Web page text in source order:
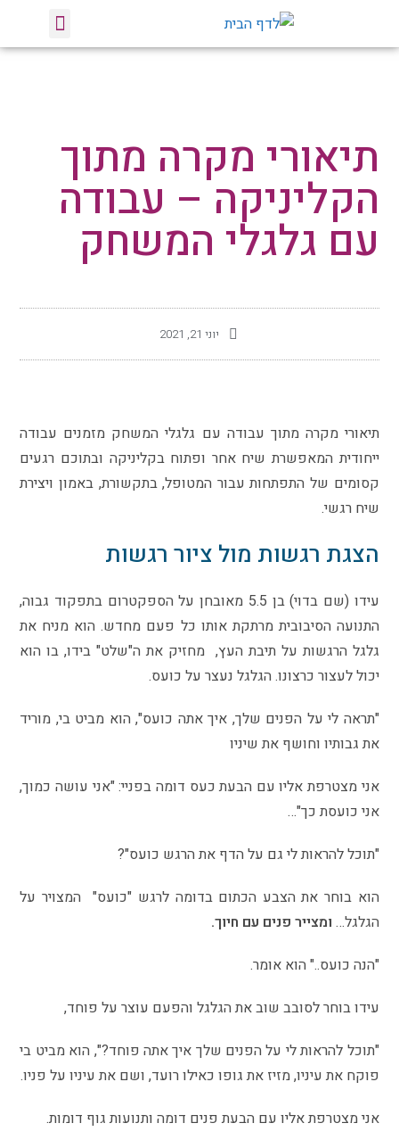
תיאורי מקרה מתוך
הקליניקה – עבודה
עם גלגלי המשחק
יוני 21, 2021
תיאורי מקרה מתוך עבודה עם גלגלי המשחק מזמנים עבודה
ייחודית המאפשרת שיח אחר ופתוח בקליניקה ובתוכם רגעים
קסומים של התפתחות עבור המטופל, בתקשורת, באמון ויצירת
שיח רגשי.
הצגת רגשות מול ציור רגשות
עידו (שם בדוי) בן 5.5 מאובחן על הספקטרום בתפקוד גבוה,
התנועה הסיבובית מרתקת אותו כל פעם מחדש. הוא מניח את
גלגל הרגשות על תיבת העץ, מחזיק את ה"שלט" בידו, בו הוא
יכול לעצור כרצונו. הגלגל נעצר על כועס.
"תראה לי על הפנים שלך, איך אתה כועס", הוא מביט בי, מוריד
את גבותיו וחושף את שיניו
אני מצטרפת אליו עם הבעת כעס דומה בפניי: "אני עושה כמוך,
אני כועסת כך"…
"תוכל להראות לי גם על הדף את הרגש כועס"?
הוא בוחר את הצבע הכתום בדומה לרגש "כועס" המצויר על
הגלגל… ומצייר פנים עם חיוך.
"הנה כועס.." הוא אומר.
עידו בוחר לסובב שוב את הגלגל והפעם עוצר על פוחד,
"תוכל להראות לי על הפנים שלך איך אתה פוחד?", הוא מביט בי
פוקח את עיניו, מזיז את גופו כאילו רועד, ושם את עיניו על פניו.
אני מצטרפת אליו עם הבעת פנים דומה ותנועות גוף דומות.